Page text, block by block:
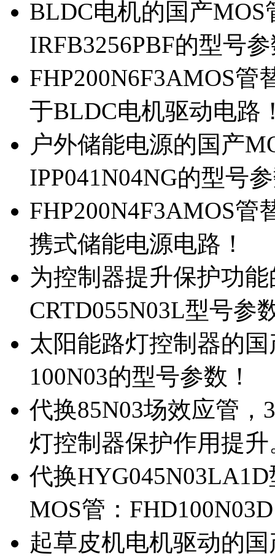
BLDC电机的国产MOS
IRFB3256PBF的型号
FHP200N6F3AMOS管
于BLDC电机驱动电路
户外储能电源的国产
IPP041N04NG的型号
FHP200N4F3AMOS管
携式储能电源电路！
为控制器提升保护功
CRTD055N03L型号参
太阳能路灯控制器的
100N03的型号参数！
代换85N03场效应管
灯控制器保护作用提升
代换
MOS管：
起草皮机电机驱动的